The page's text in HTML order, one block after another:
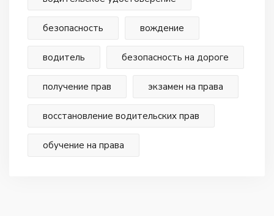
безопасность вождение
водитель безопасность на дороге
получение прав экзамен на права
восстановление водительских прав
обучение на права